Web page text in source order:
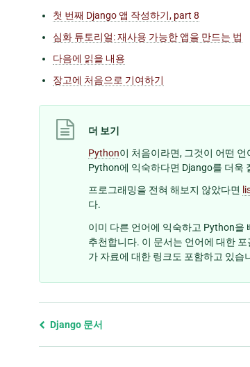
첫 번째 Django 앱 작성하기, part 8
심화 튜토리얼: 재사용 가능한 앱을 만드는 법
다음에 읽을 내용
장고에 처음으로 기여하기
더 보기
Python이 처음이라면, 그것이 어떤
Python에 익숙하다면 Django를 더욱
프로그래밍을 전혀 해보지 않았다면
다.
이미 다른 언어에 익숙하고 Python을
추천합니다. 이 문서는 언어에 대한
가 자료에 대한 링크도 포함하고 있습
Previous
Django 문서